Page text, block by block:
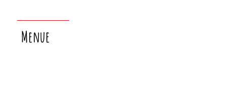
Menue